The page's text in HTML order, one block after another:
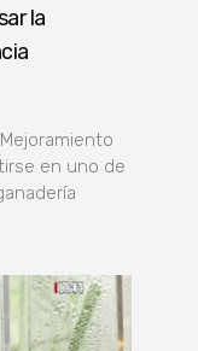
la
en uno de